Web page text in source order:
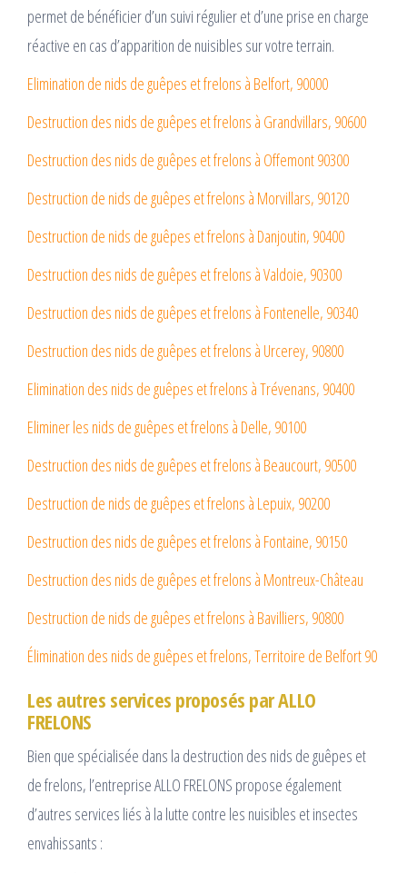
permet de bénéficier d’un suivi régulier et d’une prise en charge
réactive en cas d’apparition de nuisibles sur votre terrain.
Elimination de nids de guêpes et frelons à Belfort, 90000
Destruction des nids de guêpes et frelons à Grandvillars, 90600
Destruction des nids de guêpes et frelons à Offemont 90300
Destruction de nids de guêpes et frelons à Morvillars, 90120
Destruction de nids de guêpes et frelons à Danjoutin, 90400
Destruction des nids de guêpes et frelons à Valdoie, 90300
Destruction des nids de guêpes et frelons à Fontenelle, 90340
Destruction des nids de guêpes et frelons à Urcerey, 90800
Elimination des nids de guêpes et frelons à Trévenans, 90400
Eliminer les nids de guêpes et frelons à Delle, 90100
Destruction des nids de guêpes et frelons à Beaucourt, 90500
Destruction de nids de guêpes et frelons à Lepuix, 90200
Destruction des nids de guêpes et frelons à Fontaine, 90150
Destruction des nids de guêpes et frelons à Montreux-Château
Destruction de nids de guêpes et frelons à Bavilliers, 90800
Élimination des nids de guêpes et frelons, Territoire de Belfort 90
Les autres services proposés par ALLO
FRELONS
Bien que spécialisée dans la destruction des nids de guêpes et
de frelons, l’entreprise ALLO FRELONS propose également
d’autres services liés à la lutte contre les nuisibles et insectes
envahissants :